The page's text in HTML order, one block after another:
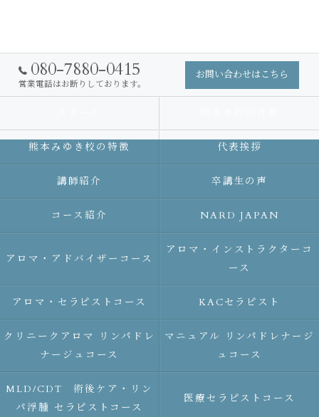
080-7880-0415
営業電話はお断りしております。
お問い合わせはこちら
熊本みゆき校の特徴 代表挨拶
講師紹介 卒講生の声
コース紹介 NARD JAPAN
アロマ・アドバイザーコース
アロマ・インストラクターコ
ース
アロマ・セラピストコース KACセラピスト
クリニークアロマ リンパドレ
ナージュコース
マニュアル リンパドレナージ
ュコース
MLD/CDT 術後ケア・リン
パ浮腫 セラピストコース
医療セラピストコース